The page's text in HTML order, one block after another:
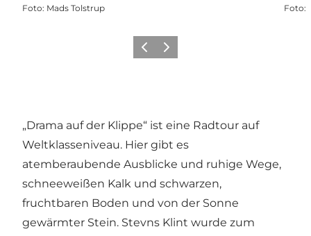
Foto: Mads Tolstrup Foto:
ZurückWeiter
„Drama auf der Klippe“ ist eine Radtour auf
Weltklasseniveau. Hier gibt es
atemberaubende Ausblicke und ruhige Wege,
schneeweißen Kalk und schwarzen,
fruchtbaren Boden und von der Sonne
gewärmter Stein. Stevns Klint wurde zum